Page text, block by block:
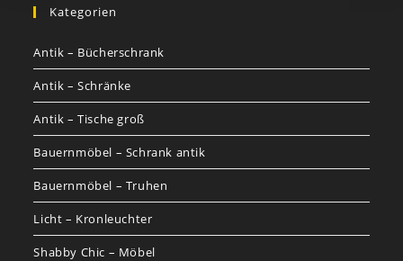
Kategorien
Antik – Bücherschrank
Antik – Schränke
Antik – Tische groß
Bauernmöbel – Schrank antik
Bauernmöbel – Truhen
Licht – Kronleuchter
Shabby Chic – Möbel